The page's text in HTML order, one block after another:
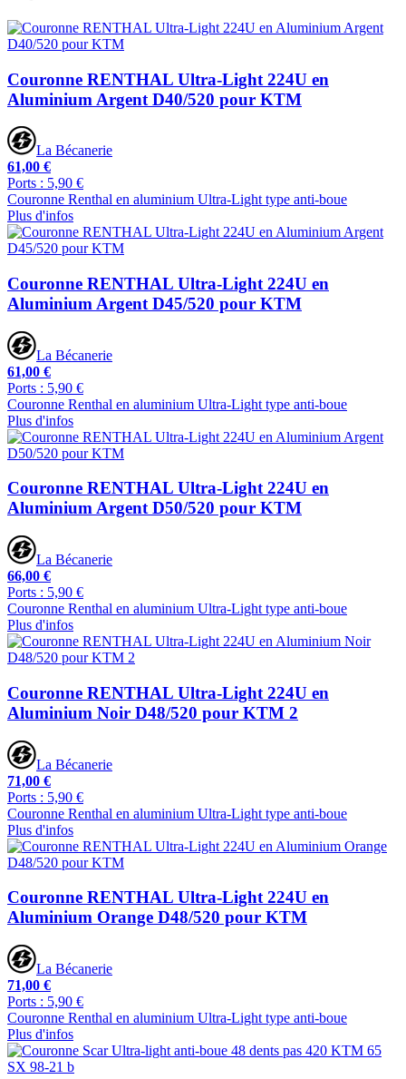
Couronne RENTHAL Ultra-Light 224U en
Aluminium Argent D40/520 pour KTM
La Bécanerie
61,00 €
Ports : 5,90 €
Couronne Renthal en aluminium Ultra-Light type anti-boue
Plus d'infos
Couronne RENTHAL Ultra-Light 224U en
Aluminium Argent D45/520 pour KTM
La Bécanerie
61,00 €
Ports : 5,90 €
Couronne Renthal en aluminium Ultra-Light type anti-boue
Plus d'infos
Couronne RENTHAL Ultra-Light 224U en
Aluminium Argent D50/520 pour KTM
La Bécanerie
66,00 €
Ports : 5,90 €
Couronne Renthal en aluminium Ultra-Light type anti-boue
Plus d'infos
Couronne RENTHAL Ultra-Light 224U en
Aluminium Noir D48/520 pour KTM 2
La Bécanerie
71,00 €
Ports : 5,90 €
Couronne Renthal en aluminium Ultra-Light type anti-boue
Plus d'infos
Couronne RENTHAL Ultra-Light 224U en
Aluminium Orange D48/520 pour KTM
La Bécanerie
71,00 €
Ports : 5,90 €
Couronne Renthal en aluminium Ultra-Light type anti-boue
Plus d'infos